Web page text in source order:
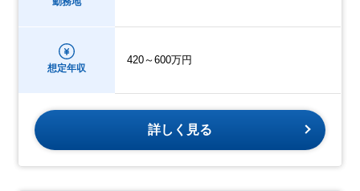
想定年収
420～600万円
詳しく見る